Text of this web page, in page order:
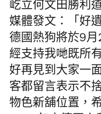
屹立何文田勝利
媒體發文：「好
德國熱狗將於9
經支持我哋既所
好再見到大家一
客都留言表示不
物色新舖位置，